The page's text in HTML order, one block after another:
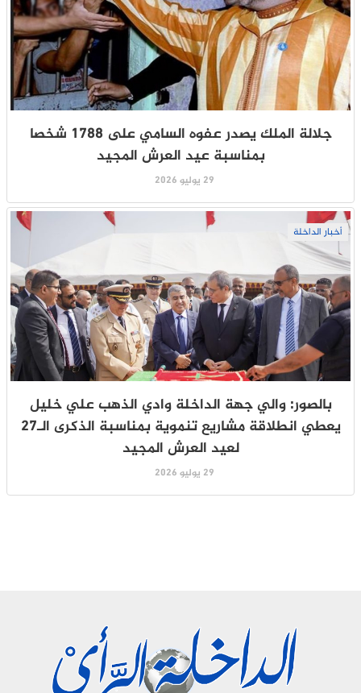
جلالة الملك يصدر عفوه السامي على 1788 شخصا
بمناسبة عيد العرش المجيد
29 يوليو 2026
أخبار الداخلة
بالصور: والي جهة الداخلة وادي الذهب علي خليل
يعطي انطلاقة مشاريع تنموية بمناسبة الذكرى الـ27
لعيد العرش المجيد
29 يوليو 2026